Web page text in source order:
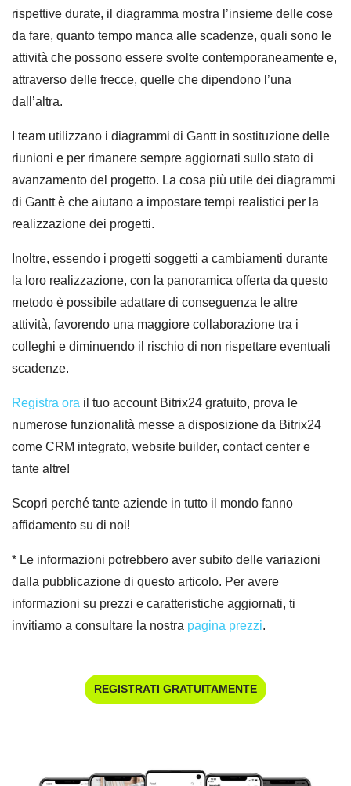
rispettive durate, il diagramma mostra l’insieme delle cose
da fare, quanto tempo manca alle scadenze, quali sono le
attività che possono essere svolte contemporaneamente e,
attraverso delle frecce, quelle che dipendono l’una
dall’altra.
I team utilizzano i diagrammi di Gantt in sostituzione delle
riunioni e per rimanere sempre aggiornati sullo stato di
avanzamento del progetto. La cosa più utile dei diagrammi
di Gantt è che aiutano a impostare tempi realistici per la
realizzazione dei progetti.
Inoltre, essendo i progetti soggetti a cambiamenti durante
la loro realizzazione, con la panoramica offerta da questo
metodo è possibile adattare di conseguenza le altre
attività, favorendo una maggiore collaborazione tra i
colleghi e diminuendo il rischio di non rispettare eventuali
scadenze.
Registra ora il tuo account Bitrix24 gratuito, prova le
numerose funzionalità messe a disposizione da Bitrix24
come CRM integrato, website builder, contact center e
tante altre!
Scopri perché tante aziende in tutto il mondo fanno
affidamento su di noi!
* Le informazioni potrebbero aver subito delle variazioni
dalla pubblicazione di questo articolo. Per avere
informazioni su prezzi e caratteristiche aggiornati, ti
invitiamo a consultare la nostra pagina prezzi.
REGISTRATI GRATUITAMENTE